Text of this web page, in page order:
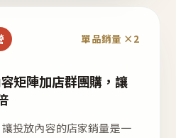
單品銷量 ×2
矩陣加店群團購，讓
投放內容的店家銷量是一